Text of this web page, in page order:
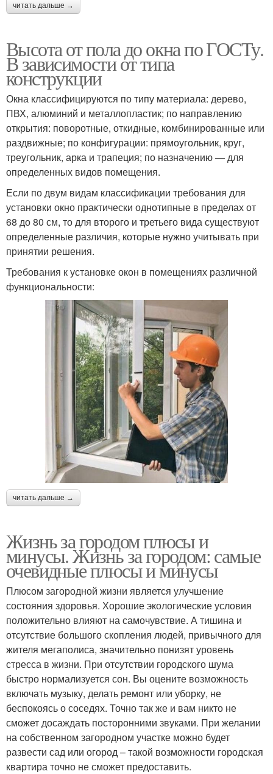
читать дальше →
Высота от пола до окна по ГОСТу.
В зависимости от типа
конструкции
Окна классифицируются по типу материала: дерево,
ПВХ, алюминий и металлопластик; по направлению
открытия: поворотные, откидные, комбинированные или
раздвижные; по конфигурации: прямоугольник, круг,
треугольник, арка и трапеция; по назначению — для
определенных видов помещения.
Если по двум видам классификации требования для
установки окно практически однотипные в пределах от
68 до 80 см, то для второго и третьего вида существуют
определенные различия, которые нужно учитывать при
принятии решения.
Требования к установке окон в помещениях различной
функциональности:
читать дальше →
Жизнь за городом плюсы и
минусы. Жизнь за городом: самые
очевидные плюсы и минусы
Плюсом загородной жизни является улучшение
состояния здоровья. Хорошие экологические условия
положительно влияют на самочувствие. А тишина и
отсутствие большого скопления людей, привычного для
жителя мегаполиса, значительно понизят уровень
стресса в жизни. При отсутствии городского шума
быстро нормализуется сон. Вы оцените возможность
включать музыку, делать ремонт или уборку, не
беспокоясь о соседях. Точно так же и вам никто не
сможет досаждать посторонними звуками. При желании
на собственном загородном участке можно будет
развести сад или огород – такой возможности городская
квартира точно не сможет предоставить.